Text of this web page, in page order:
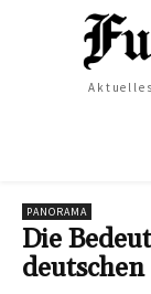
PANORAMA
Die